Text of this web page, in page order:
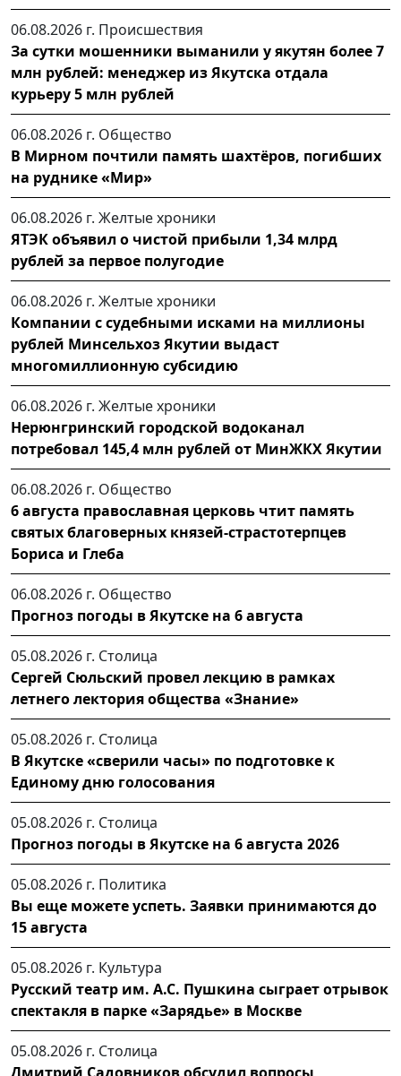
06.08.2026 г. Происшествия
За сутки мошенники выманили у якутян более 7
млн рублей: менеджер из Якутска отдала
курьеру 5 млн рублей
06.08.2026 г. Общество
В Мирном почтили память шахтёров, погибших
на руднике «Мир»
06.08.2026 г. Желтые хроники
ЯТЭК объявил о чистой прибыли 1,34 млрд
рублей за первое полугодие
06.08.2026 г. Желтые хроники
Компании с судебными исками на миллионы
рублей Минсельхоз Якутии выдаст
многомиллионную субсидию
06.08.2026 г. Желтые хроники
Нерюнгринский городской водоканал
потребовал 145,4 млн рублей от МинЖКХ Якутии
06.08.2026 г. Общество
6 августа православная церковь чтит память
святых благоверных князей-страстотерпцев
Бориса и Глеба
06.08.2026 г. Общество
Прогноз погоды в Якутске на 6 августа
05.08.2026 г. Столица
Сергей Сюльский провел лекцию в рамках
летнего лектория общества «Знание»
05.08.2026 г. Столица
В Якутске «сверили часы» по подготовке к
Единому дню голосования
05.08.2026 г. Столица
Прогноз погоды в Якутске на 6 августа 2026
05.08.2026 г. Политика
Вы еще можете успеть. Заявки принимаются до
15 августа
05.08.2026 г. Культура
Русский театр им. А.С. Пушкина сыграет отрывок
спектакля в парке «Зарядье» в Москве
05.08.2026 г. Столица
Дмитрий Садовников обсудил вопросы